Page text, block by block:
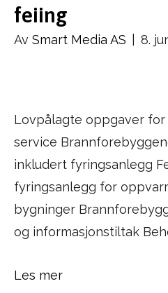
feiing
Av Smart Media AS 8.
Lovpålagte oppgaver
service
inkludert fyringsanlegg
fyringsanlegg for
bygninger
og informasjonstiltak
Les mer